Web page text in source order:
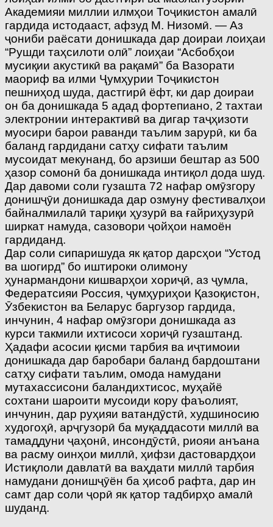
Академияи миллии илмҳои Тоҷикистон амалӣ
гардида истодааст, афзуд М. Низомӣ. — Аз
ҷониби раёсати донишкада дар доираи лоиҳаи
“Рушди таҳсилоти олӣ” лоиҳаи “Асбобҳои
мусиқии акустикӣ ва рақамӣ” ба Вазорати
маориф ва илми Ҷумҳурии Тоҷикистон
пешниҳод шуда, дастгирӣ ёфт, ки дар доираи
он ба донишкада 5 адад фортепиано, 2 тахтаи
электронии интерактивӣ ва дигар таҷҳизоти
муосири барои раванди таълим зарурӣ, ки ба
баланд гардидани сатҳу сифати таълим
мусоидат мекунанд, бо арзиши бештар аз 500
ҳазор сомонӣ ба донишкада интиқол дода шуд.
Дар давоми соли гузашта 72 нафар омӯзгору
донишҷӯи донишкада дар озмуну фестивалҳои
байналмилалӣ тариқи ҳузурӣ ва ғайриҳузурӣ
ширкат намуда, сазовори ҷойҳои намоён
гардиданд.
Дар соли сипаришуда як қатор дарсҳои “Устод
ва шогирд” бо иштироки олимону
ҳунармандони кишварҳои хориҷӣ, аз ҷумла,
Федератсияи Россия, ҷумҳуриҳои Қазоқистон,
Ӯзбекистон ва Беларус баргузор гардида,
инчунин, 4 нафар омӯзгори донишкада аз
курси такмили ихтисоси хориҷӣ гузаштанд.
Ҳадафи асосии қисми тарбия ва иҷтимоии
донишкада дар баробари баланд бардоштани
сатҳу сифати таълим, омода намудани
мутахассисони баландихтисос, муҳайё
сохтани шароити мусоиди кору фаъолият,
инчунин, дар руҳияи ватандӯстӣ, худшиносию
худогоҳӣ, арҷгузорӣ ба муқаддасоти миллӣ ва
тамаддуни ҷаҳонӣ, инсондӯстӣ, риояи анъана
ва расму оинҳои миллӣ, ҳифзи дастовардҳои
Истиқлоли давлатӣ ва ваҳдати миллӣ тарбия
намудани донишҷӯён ба ҳисоб рафта, дар ин
самт дар соли ҷорӣ як қатор тадбирҳо амалӣ
шуданд.